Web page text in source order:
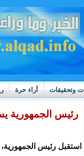
وتحقيقات أراء حرة
https://
رئيس الجمهورية
استقبل رئيس الجمهورية،